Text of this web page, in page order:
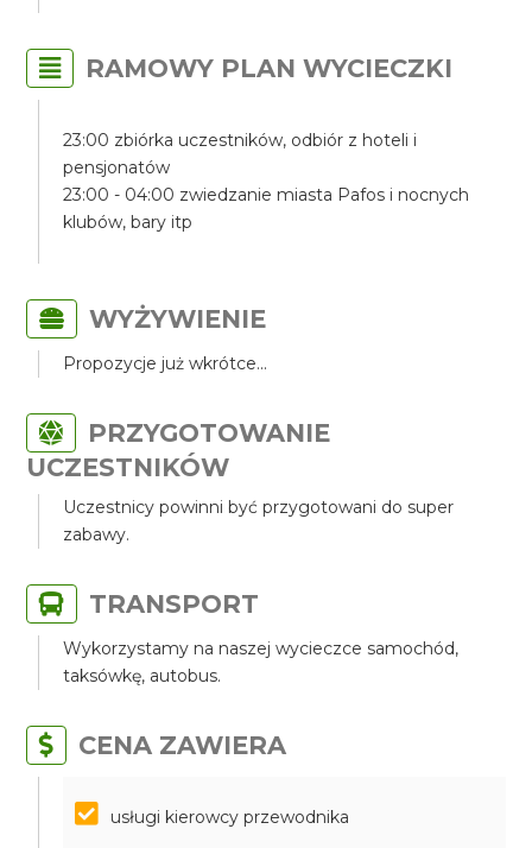
RAMOWY PLAN WYCIECZKI
23:00 zbiórka uczestników, odbiór z hoteli i
pensjonatów
23:00 - 04:00 zwiedzanie miasta Pafos i nocnych
klubów, bary itp
WYŻYWIENIE
Propozycje już wkrótce...
PRZYGOTOWANIE
UCZESTNIKÓW
Uczestnicy powinni być przygotowani do super
zabawy.
TRANSPORT
Wykorzystamy na naszej wycieczce samochód,
taksówkę, autobus.
CENA ZAWIERA
​​​​​​​usługi kierowcy przewodnika